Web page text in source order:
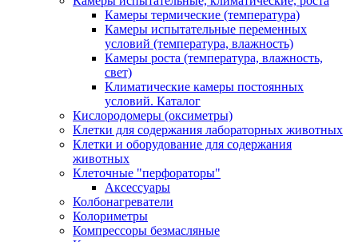
Камеры термические (температура)
Камеры испытательные переменных
условий (температура, влажность)
Камеры роста (температура, влажность,
свет)
Климатические камеры постоянных
условий. Каталог
Кислородомеры (оксиметры)
Клетки для содержания лабораторных животных
Клетки и оборудование для содержания
животных
Клеточные "перфораторы"
Аксессуары
Колбонагреватели
Колориметры
Компрессоры безмасляные